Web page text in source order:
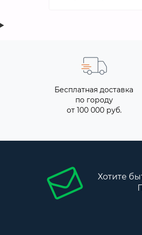
Бесплатная доставка
по городу
от 100 000 руб.
Хотите